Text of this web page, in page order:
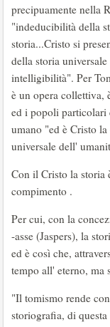
precipuamente nella
"indeducibilità della
storia...Cristo si
della storia
intelligibilità". Per
è un opera
ed i popoli particolari
umano "ed è Cristo
universale dell'
Con il Cristo la storia
compimento .
Per cui, con la
-asse (Jaspers), la
ed è così che,
tempo all' eterno, ma
"Il tomismo rende
storiografia, di